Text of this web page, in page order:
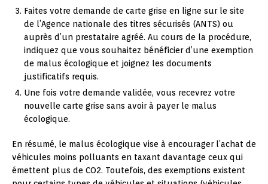
Faites votre demande de carte grise en ligne sur le site
de l’Agence nationale des titres sécurisés (ANTS) ou
auprès d’un prestataire agréé. Au cours de la procédure,
indiquez que vous souhaitez bénéficier d’une exemption
de malus écologique et joignez les documents
justificatifs requis.
Une fois votre demande validée, vous recevrez votre
nouvelle carte grise sans avoir à payer le malus
écologique.
En résumé, le malus écologique vise à encourager l’achat de
véhicules moins polluants en taxant davantage ceux qui
émettent plus de CO2. Toutefois, des exemptions existent